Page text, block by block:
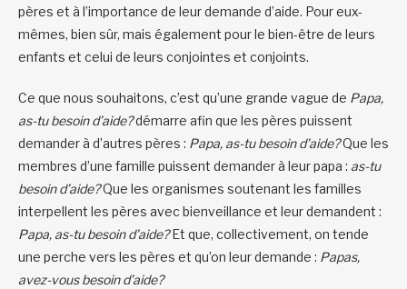
pères et à l’importance de leur demande d’aide. Pour eux-
mêmes, bien sûr, mais également pour le bien-être de leurs
enfants et celui de leurs conjointes et conjoints.
Ce que nous souhaitons, c’est qu’une grande vague de Papa,
as-tu besoin d’aide?démarre afin que les pères puissent
demander à d’autres pères : Papa, as-tu besoin d’aide?Que les
membres d’une famille puissent demander à leur papa : as-tu
besoin d’aide?Que les organismes soutenant les familles
interpellent les pères avec bienveillance et leur demandent :
Papa, as-tu besoin d’aide?Et que, collectivement, on tende
une perche vers les pères et qu’on leur demande : Papas,
avez-vous besoin d’aide?